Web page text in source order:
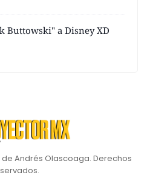
Buttowski" a Disney XD
de Andrés Olascoaga. Derechos